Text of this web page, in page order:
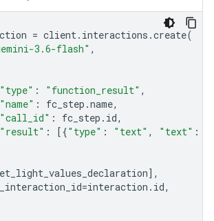
= client. interactions .create(
3.6-flash" ,
"type" : "function_result" ,
"name" : fc_step .name,
"call_id" : fc_step . id,
"result" : [{"type" : "text" , "text" :
ion],
=interaction . id,